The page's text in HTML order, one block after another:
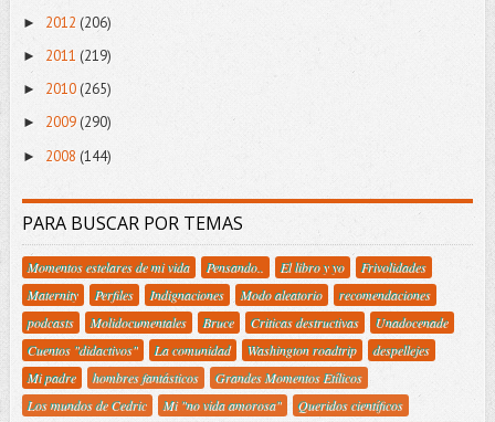
► 2012 (206)
► 2011 (219)
► 2010 (265)
► 2009(290)
► 2008 (144)
PARA BUSCAR POR TEMAS
Momentos estelares de mi vida Pensando.. El libro y yo
Frivolidades
Maternity
Perfiles Indignaciones Modo aleatorio
recomendaciones
podcasts
Molidocumentales Bruce Criticas destructivas
Unadocenade
Cuentos "didactivos"
La comunidad Washington roadtrip
despellejes
Mi padre
hombres fantásticos
Grandes Momentos Etílicos
Los mundos de Cedric
Mi "no vida amorosa"
Queridos científicos